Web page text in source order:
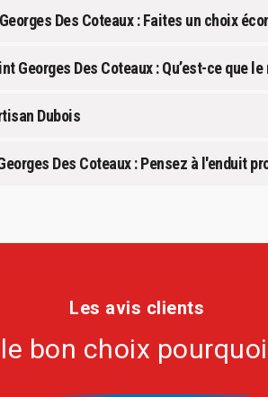
Des Coteaux : Faites un choix
Des Coteaux : Qu’est-ce que
Dubois
Des Coteaux : Pensez à l'enduit
Les avis clients
bon choix